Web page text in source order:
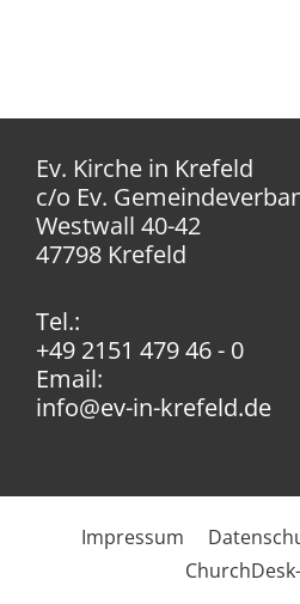
Ev. Kirche in Krefeld
c/o Ev.
Westwall 40-42
47798 Krefeld
Tel.:
+49 2151 479 46 - 0
Email:
info@ev-in-krefeld.de
Impressum